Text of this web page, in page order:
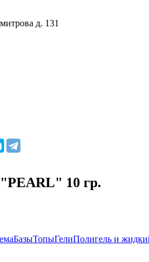
д. 131
10 гр.
БазыТопыГелиПолигель и